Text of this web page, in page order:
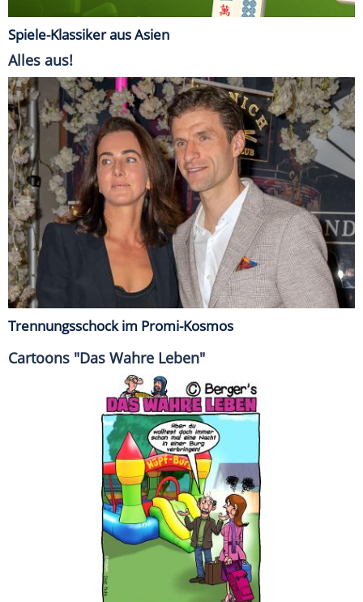
Spiele-Klassiker aus Asien
Alles aus!
Trennungsschock im Promi-Kosmos
Cartoons "Das Wahre Leben"